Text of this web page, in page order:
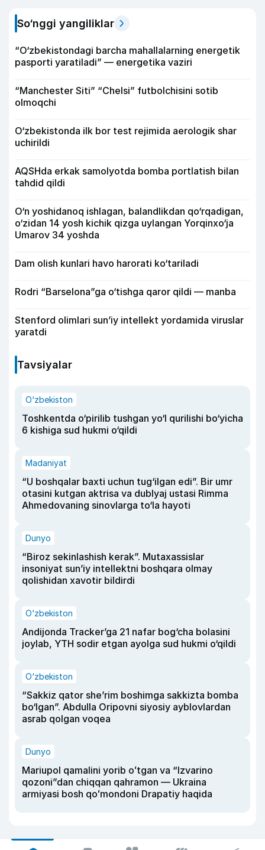
So‘nggi yangiliklar
“O‘zbekistondagi barcha mahallalarning energetik
pasporti yaratiladi” — energetika vaziri
“Manchester Siti” “Chelsi” futbolchisini sotib
olmoqchi
O‘zbekistonda ilk bor test rejimida aerologik shar
uchirildi
AQSHda erkak samolyotda bomba portlatish bilan
tahdid qildi
O‘n yoshidanoq ishlagan, balandlikdan qo‘rqadigan,
o‘zidan 14 yosh kichik qizga uylangan Yorqinxo‘ja
Umarov 34 yoshda
Dam olish kunlari havo harorati ko‘tariladi
Rodri “Barselona”ga o‘tishga qaror qildi — manba
Stenford olimlari sun’iy intellekt yordamida viruslar
yaratdi
Tavsiyalar
O‘zbekiston
Toshkentda o‘pirilib tushgan yo‘l qurilishi bo‘yicha
6 kishiga sud hukmi o‘qildi
Madaniyat
“U boshqalar baxti uchun tug‘ilgan edi”. Bir umr
otasini kutgan aktrisa va dublyaj ustasi Rimma
Ahmedovaning sinovlarga to‘la hayoti
Dunyo
“Biroz sekinlashish kerak”. Mutaxassislar
insoniyat sun’iy intellektni boshqara olmay
qolishidan xavotir bildirdi
O‘zbekiston
Andijonda Tracker’ga 21 nafar bog‘cha bolasini
joylab, YTH sodir etgan ayolga sud hukmi o‘qildi
O‘zbekiston
“Sakkiz qator she’rim boshimga sakkizta bomba
bo‘lgan”. Abdulla Oripovni siyosiy ayblovlardan
asrab qolgan voqea
Dunyo
Mariupol qamalini yorib oʻtgan va “Izvarino
qozoni”dan chiqqan qahramon — Ukraina
armiyasi bosh qoʻmondoni Drapatiy haqida